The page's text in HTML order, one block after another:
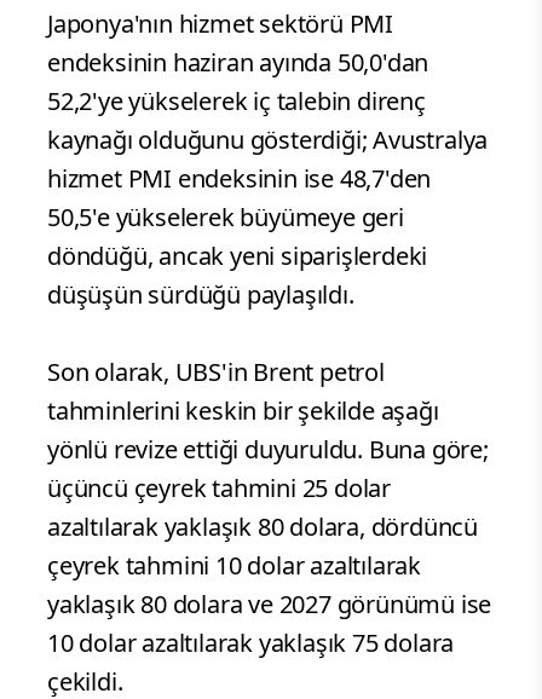
Japonya'nın hizmet sektörü PMI
endeksinin haziran ayında 50,0'dan
52,2'ye yükselerek iç talebin direnç
kaynağı olduğunu gösterdiği; Avustralya
hizmet PMI endeksinin ise 48,7'den
50,5'e yükselerek büyümeye geri
döndüğü, ancak yeni siparişlerdeki
düşüşün sürdüğü paylaşıldı.
Son olarak, UBS'in Brent petrol
tahminlerini keskin bir şekilde aşağı
yönlü revize ettiği duyuruldu. Buna göre;
üçüncü çeyrek tahmini 25 dolar
azaltılarak yaklaşık 80 dolara, dördüncü
çeyrek tahmini 10 dolar azaltılarak
yaklaşık 80 dolara ve 2027 görünümü ise
10 dolar azaltılarak yaklaşık 75 dolara
çekildi.